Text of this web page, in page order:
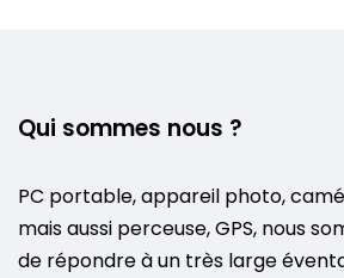
Qui sommes nous ?
PC portable, appareil photo,
mais aussi perceuse, GPS, nous
de répondre à un très large